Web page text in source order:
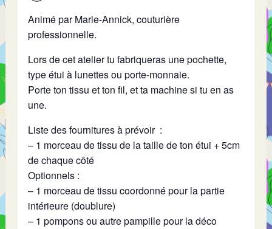
Animé par Marie-Annick, couturière
professionnelle.
Lors de cet atelier tu fabriqueras une pochette,
type étui à lunettes ou porte-monnaie.
Porte ton tissu et ton fil, et ta machine si tu en as
une.
Liste des fournitures à prévoir :
– 1 morceau de tissu de la taille de ton étui + 5cm
de chaque côté
Optionnels :
– 1 morceau de tissu coordonné pour la partie
intérieure (doublure)
– 1 pompons ou autre pampille pour la déco